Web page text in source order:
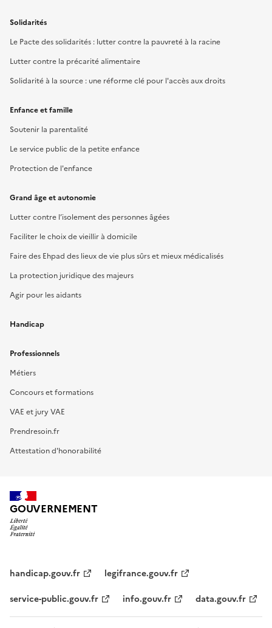
Solidarités
Le Pacte des solidarités : lutter contre la pauvreté à la racine
Lutter contre la précarité alimentaire
Solidarité à la source : une réforme clé pour l'accès aux droits
Enfance et famille
Soutenir la parentalité
Le service public de la petite enfance
Protection de l'enfance
Grand âge et autonomie
Lutter contre l’isolement des personnes âgées
Faciliter le choix de vieillir à domicile
Faire des Ehpad des lieux de vie plus sûrs et mieux médicalisés
La protection juridique des majeurs
Agir pour les aidants
Handicap
Professionnels
Métiers
Concours et formations
VAE et jury VAE
Prendresoin.fr
Attestation d'honorabilité
GOUVERNEMENT
handicap.gouv.fr
legifrance.gouv.fr
service-public.gouv.fr
info.gouv.fr data.gouv.fr